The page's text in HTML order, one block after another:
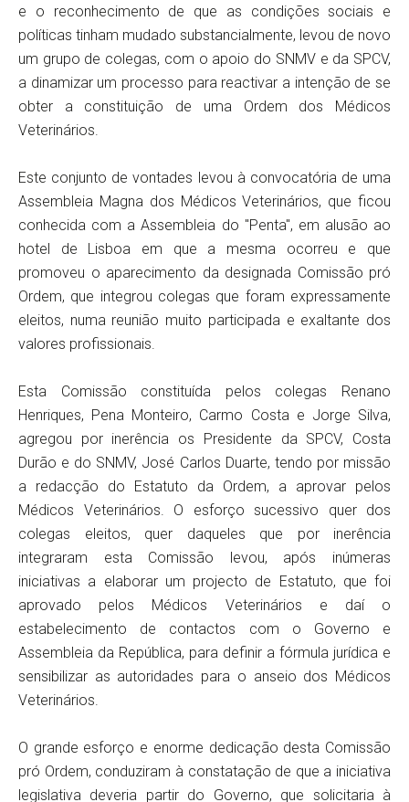
e o reconhecimento de que as condições sociais e
políticas tinham mudado substancialmente, levou de novo
um grupo de colegas, com o apoio do SNMV e da SPCV,
a dinamizar um processo para reactivar a intenção de se
obter a constituição de uma Ordem dos Médicos
Veterinários.
Este conjunto de vontades levou à convocatória de uma
Assembleia Magna dos Médicos Veterinários, que ficou
conhecida com a Assembleia do "Penta", em alusão ao
hotel de Lisboa em que a mesma ocorreu e que
promoveu o aparecimento da designada Comissão pró
Ordem, que integrou colegas que foram expressamente
eleitos, numa reunião muito participada e exaltante dos
valores profissionais.
Esta Comissão constituída pelos colegas Renano
Henriques, Pena Monteiro, Carmo Costa e Jorge Silva,
agregou por inerência os Presidente da SPCV, Costa
Durão e do SNMV, José Carlos Duarte, tendo por missão
a redacção do Estatuto da Ordem, a aprovar pelos
Médicos Veterinários. O esforço sucessivo quer dos
colegas eleitos, quer daqueles que por inerência
integraram esta Comissão levou, após inúmeras
iniciativas a elaborar um projecto de Estatuto, que foi
aprovado pelos Médicos Veterinários e daí o
estabelecimento de contactos com o Governo e
Assembleia da República, para definir a fórmula jurídica e
sensibilizar as autoridades para o anseio dos Médicos
Veterinários.
O grande esforço e enorme dedicação desta Comissão
pró Ordem, conduziram à constatação de que a iniciativa
legislativa deveria partir do Governo, que solicitaria à